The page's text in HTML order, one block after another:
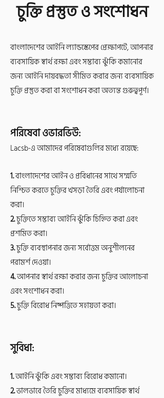
চুক্তি প্রস্তুত ও সংশোধন
বাংলাদেশের আইনি ল্যান্ডস্কেপের প্রেক্ষাপটে, আপনার
ব্যবসায়িক স্বার্থ রক্ষা এবং সম্ভাব্য ঝুঁকি কমানোর
জন্য আইনি দায়বদ্ধতা সীমিত করার জন্য ব্যবসায়িক
চুক্তি প্রস্তুত করা বা সংশোধন করা অত্যন্ত গুরুত্বপূর্ণ।
পরিষেবা ওভারভিউ:
Lacsb-এ আমাদের পরিষেবাগুলির মধ্যে রয়েছে:
1.বাংলাদেশের আইন ও প্রবিধানের সাথে সম্মতি
নিশ্চিত করতে চুক্তির খসড়া তৈরি এবং পর্যালোচনা
করা।
2.চুক্তিতে সম্ভাব্য আইনি ঝুঁকি চিহ্নিত করা এবং
প্রশমিত করা।
3.চুক্তি ব্যবস্থাপনার জন্য সর্বোত্তম অনুশীলনের
পরামর্শ দেওয়া।
4.আপনার স্বার্থ রক্ষা করার জন্য চুক্তির আলোচনা
এবং সংশোধন করা।
5.চুক্তি বিরোধ নিষ্পত্তিতে সহায়তা করা।
সুবিধা:
1.আইনি ঝুঁকি এবং সম্ভাব্য বিরোধ কমানো।
2.ভালভাবে তৈরি চুক্তির মাধ্যমে ব্যবসায়িক স্বার্থ